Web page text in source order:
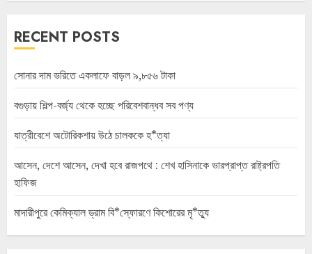
RECENT POSTS
সোনার দাম ভরিতে একলাফে বাড়ল ৯,৮৫৬ টাকা
বগুড়ায় শিল্প-বর্জ্য থেকে হচ্ছে পরিবেশবান্ধব সব পণ্য
যাত্রীবেশে অটোরিকশায় উঠে চালককে হ*ত্যা
আসেন, দেশে আসেন, দেখা হবে রাজপথে : শেখ হাসিনাকে ভারপ্রাপ্ত রাষ্ট্রপতি
হাফিজ
মাদারীপুরে কেমিক্যাল ড্রাম বি*স্ফোরণে কিশোরের মৃ*ত্যু